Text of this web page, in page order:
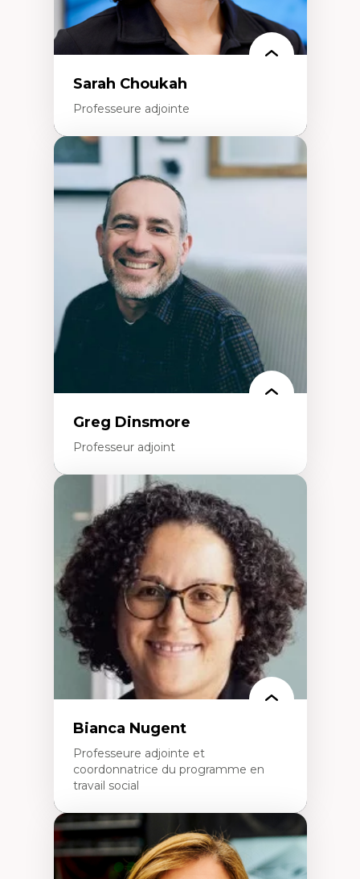
Sarah Choukah
Professeure adjointe
Expertises
Démocratisation des nouvelles
technologies et biotechnologies
Données ouvertes
Bioart, programmation et électronique
créatives
Histoire sociale et culturelle des
technologies numériques
Résistances et droits numériques
Internet des objets
Métavers
Problématiques relatives à l’intelligence
artificielle, l’apprentissage machine et les
Féminismes et nouvelles technologies
Greg Dinsmore
Professeur adjoint
Expertises
Fragmentation des auditoires médiatiques
Analyse multi-plateforme des auditoires
médiatiques
Analyse des comportements numériques à
travers les données massives et l’IA
Recherche quantitative et qualitative sur
les auditoires médiatiques
Épistémologie des techniques de recherche
numérique et l’IA
Théorie des droits de la personne
La pensée politique d’Hannah Arendt
La pensée politique à l’ère numérique
Justice internationale et normes
internationales
Bianca Nugent
Professeure adjointe et
coordonnatrice du programme en
travail social
Expertises
Travail social, action et justice sociale
Fondements de l’intervention et des